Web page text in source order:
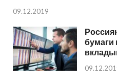
09.12.2019
бумаги